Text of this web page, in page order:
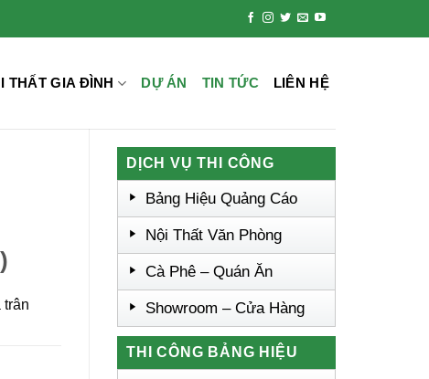
THẤT GIA ĐÌNH DỰ ÁN TIN TỨC LIÊN HỆ
trân
DỊCH VỤ THI CÔNG
Bảng Hiệu Quảng Cáo
Nội Thất Văn Phòng
Cà Phê – Quán Ăn
Showroom – Cửa Hàng
THI CÔNG BẢNG HIỆU